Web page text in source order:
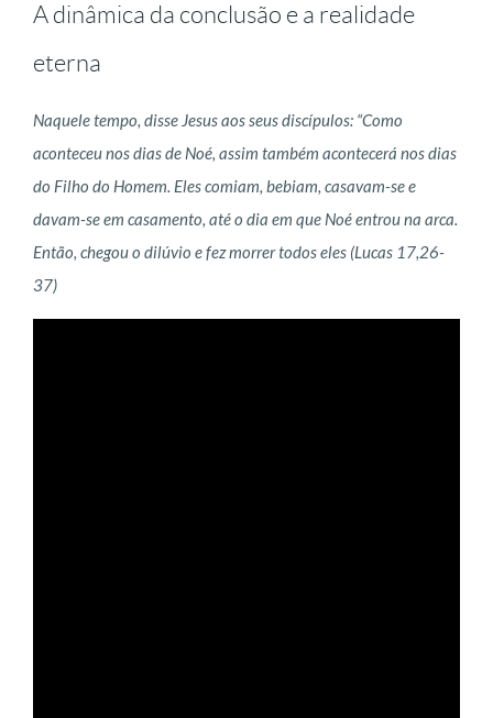
A dinâmica da conclusão e a realidade
eterna
Naquele tempo, disse Jesus aos seus discípulos: “Como
aconteceu nos dias de Noé, assim também acontecerá nos dias
do Filho do Homem. Eles comiam, bebiam, casavam-se e
davam-se em casamento, até o dia em que Noé entrou na arca.
Então, chegou o dilúvio e fez morrer todos eles (Lucas 17,26-
37)